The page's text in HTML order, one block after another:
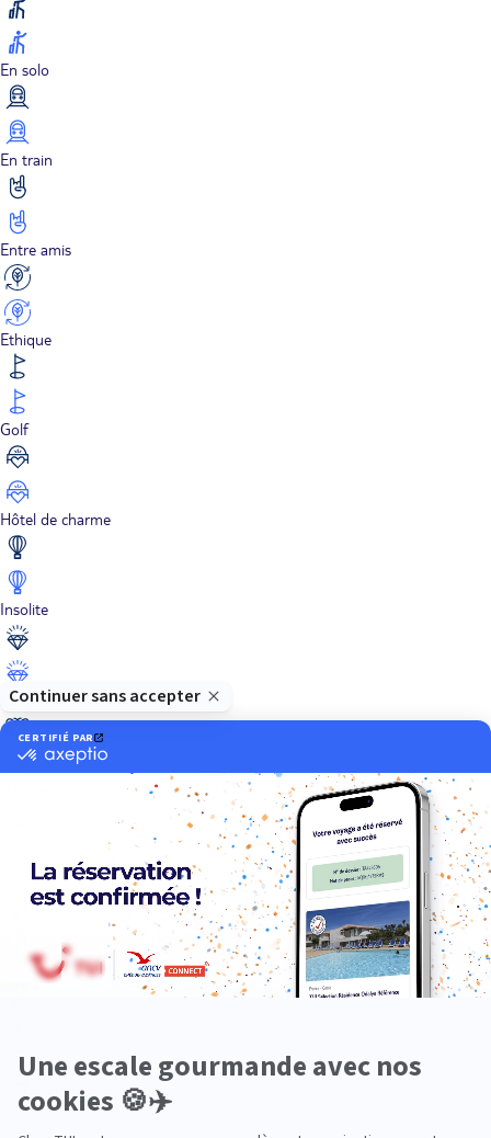
En solo
En train
Entre amis
Ethique
Golf
Hôtel de charme
Insolite
Luxe
Neige
Plongée
Premium